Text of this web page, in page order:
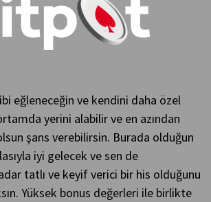
eğleneceğin ve kendini daha özel
yerini alabilir ve en azından
şans verebilirsin. Burada olduğun
iyi gelecek ve sen de
tatlı ve keyif verici bir his olduğunu
Yüksek bonus değerleri ile birlikte